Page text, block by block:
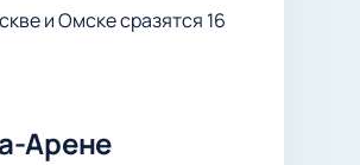
и Омске сразятся 16
Арене